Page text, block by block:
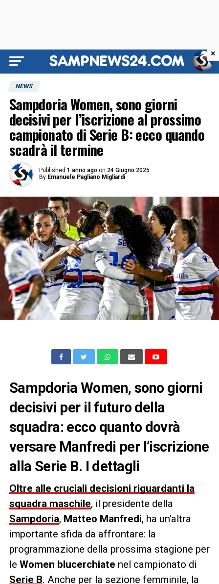
NEWS
Sampdoria Women, sono giorni
decisivi per l’iscrizione al prossimo
campionato di Serie B: ecco quando
scadrà il termine
Published 1 anno ago on 24 Giugno 2025
By Emanuele Pagliano Migliardi
Sampdoria Women, sono giorni
decisivi per il futuro della
squadra: ecco quanto dovrà
versare Manfredi per l’iscrizione
alla Serie B. I dettagli
Oltre alle cruciali decisioni riguardanti la
squadra maschile, il presidente della
Sampdoria, Matteo Manfredi, ha un’altra
importante sfida da affrontare: la
programmazione della prossima stagione per
le Women blucerchiate nel campionato di
Serie B. Anche per la sezione femminile, la
×